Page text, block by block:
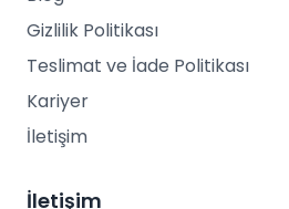
Gizlilik Politikası
Teslimat ve İade Politikası
Kariyer
İletişim
İletişim